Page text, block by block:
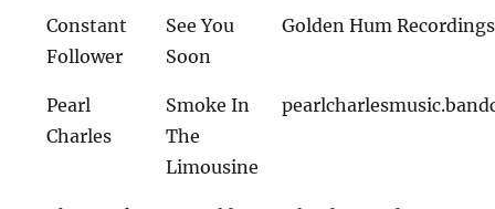
Constant
Follower
See You
Soon
Golden Hum Recordings
Pearl
Charles
Smoke In
The
Limousine